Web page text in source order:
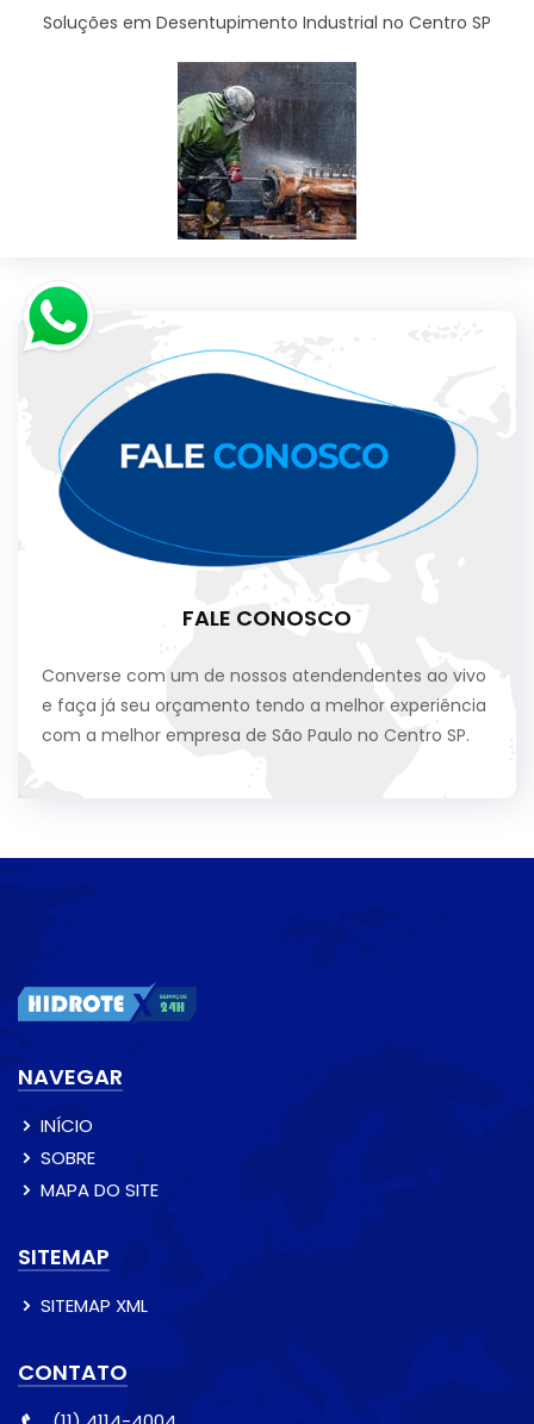
Soluções em Desentupimento Industrial no Centro SP
FALE CONOSCO
Converse com um de nossos atendendentes ao vivo
e faça já seu orçamento tendo a melhor experiência
com a melhor empresa de São Paulo no Centro SP.
NAVEGAR
INÍCIO
SOBRE
MAPA DO SITE
SITEMAP
SITEMAP XML
CONTATO